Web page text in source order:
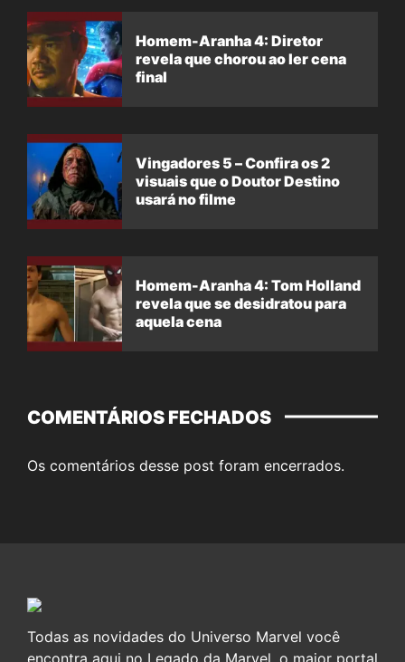
Homem-Aranha 4: Diretor
revela que chorou ao ler cena
final
Vingadores 5 – Confira os 2
visuais que o Doutor Destino
usará no filme
Homem-Aranha 4: Tom Holland
revela que se desidratou para
aquela cena
COMENTÁRIOS FECHADOS
Os comentários desse post foram encerrados.
Todas as novidades do Universo Marvel você
encontra aqui no Legado da Marvel, o maior portal